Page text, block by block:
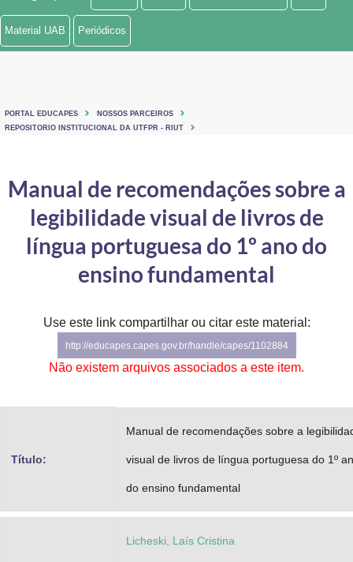
Ministério de Minas e Energia
Ministério do Turismo
Controladoria-Geral da União
Ministério da Mulher, da Família e dos Direitos Humanos
Gabinete de Segurança Institucional
Advocacia-Geral da União
Material UAB Periódicos
PORTAL EDUCAPES
NOSSOS PARCEIROS
REPOSITORIO INSTITUCIONAL DA UTFPR - RIUT
Manual de recomendações sobre a
legibilidade visual de livros de
língua portuguesa do 1º ano do
ensino fundamental
Use este link compartilhar ou citar este material:
http://educapes.capes.gov.br/handle/capes/1102884
Não existem arquivos associados a este item.
Título:
Manual de recomendações sobre a
visual de livros de língua portuguesa do 1º
do ensino fundamental
Licheski, Laís Cristina